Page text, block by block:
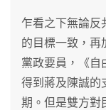
乍看之下無論反
的目標一致，再
黨政要員，《自
得到蔣及陳誠的
期。但是雙方對